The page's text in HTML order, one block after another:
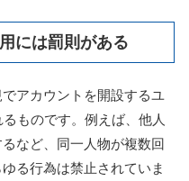
には罰則がある
アカウントを開設するユ
ものです。例えば、他人
など、同一人物が複数回
る行為は禁止されていま